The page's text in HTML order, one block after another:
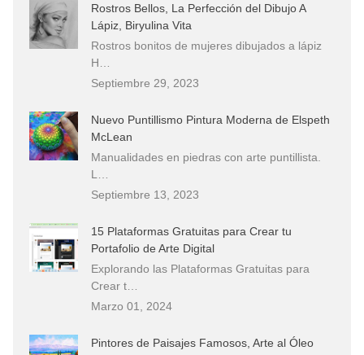
Rostros Bellos, La Perfección del Dibujo A
Lápiz, Biryulina Vita
Rostros bonitos de mujeres dibujados a lápiz
H…
Septiembre 29, 2023
Nuevo Puntillismo Pintura Moderna de Elspeth
McLean
Manualidades en piedras con arte puntillista.
L…
Septiembre 13, 2023
15 Plataformas Gratuitas para Crear tu
Portafolio de Arte Digital
Explorando las Plataformas Gratuitas para
Crear t…
Marzo 01, 2024
Pintores de Paisajes Famosos, Arte al Óleo